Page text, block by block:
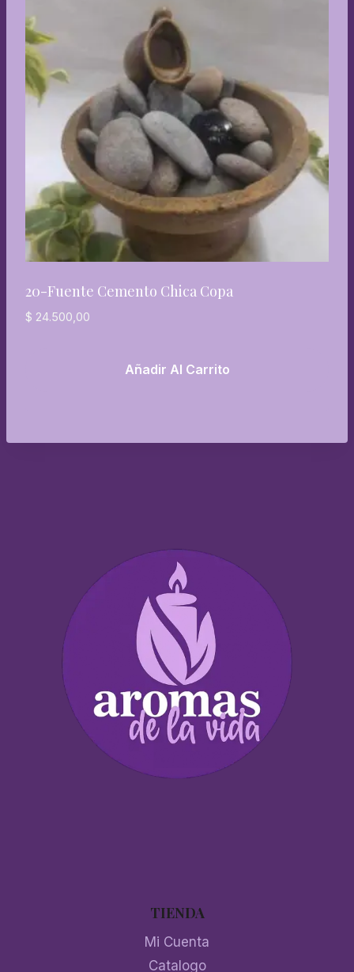
20-Fuente Cemento Chica Copa
$ 24.500,00
Añadir Al Carrito
TIENDA
Mi Cuenta
Catalogo